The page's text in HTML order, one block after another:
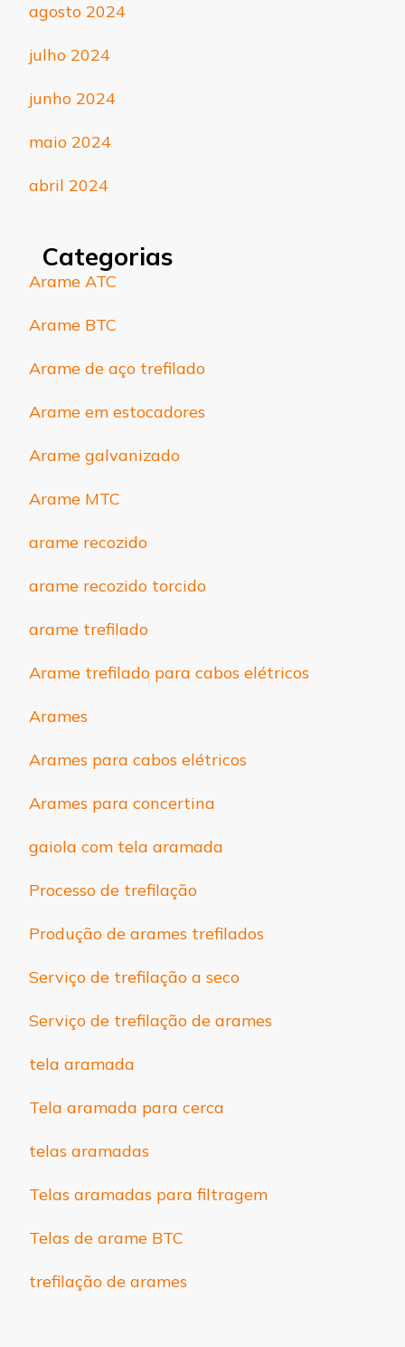
agosto 2024
julho 2024
junho 2024
maio 2024
abril 2024
Categorias
Arame ATC
Arame BTC
Arame de aço trefilado
Arame em estocadores
Arame galvanizado
Arame MTC
arame recozido
arame recozido torcido
arame trefilado
Arame trefilado para cabos elétricos
Arames
Arames para cabos elétricos
Arames para concertina
gaiola com tela aramada
Processo de trefilação
Produção de arames trefilados
Serviço de trefilação a seco
Serviço de trefilação de arames
tela aramada
Tela aramada para cerca
telas aramadas
Telas aramadas para filtragem
Telas de arame BTC
trefilação de arames